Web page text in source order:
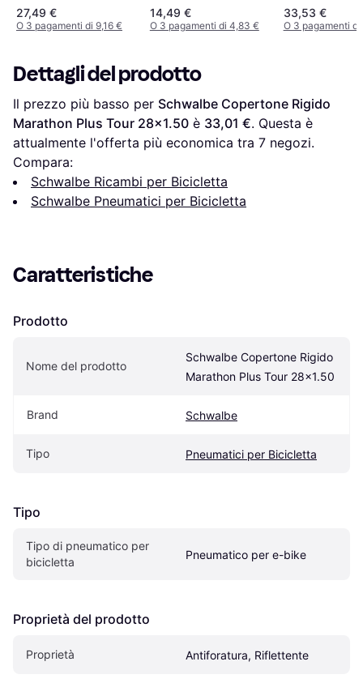
27,49 €
O 3 pagamenti di 9,16 €
PunctureGuard
26x1.75(47-559)
14,49 €
O 3 pagamenti di 4,83 €
28x1.50(40-
33,53 €
O 3 pagamenti di
Dettagli del prodotto
Il prezzo più basso per Schwalbe Copertone Rigido
Marathon Plus Tour 28x1.50 è 33,01 €. Questa è
attualmente l'offerta più economica tra 7 negozi.
Compara:
Schwalbe Ricambi per Bicicletta
Schwalbe Pneumatici per Bicicletta
Caratteristiche
Prodotto
Nome del prodotto
Schwalbe Copertone Rigido
Marathon Plus Tour 28x1.50
Brand Schwalbe
Tipo Pneumatici per Bicicletta
Tipo
Tipo di pneumatico per
bicicletta
Pneumatico per e-bike
Proprietà del prodotto
Proprietà Antiforatura, Riflettente